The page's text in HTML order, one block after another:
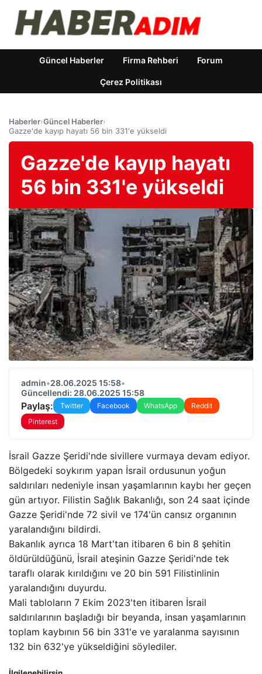
Güncel Haberler Firma Rehberi Forum
Çerez Politikası
Haberler›Güncel Haberler›
Gazze'de kayıp hayatı 56 bin 331'e yükseldi
Gazze'de kayıp hayatı
56 bin 331'e yükseldi
admin•28.06.2025 15:58•
Güncellendi: 28.06.2025 15:58
Paylaş: Twitter Facebook WhatsApp
Reddit
Pinterest
İsrail Gazze Şeridi'nde sivillere vurmaya devam ediyor.
Bölgedeki soykırım yapan İsrail ordusunun yoğun
saldırıları nedeniyle insan yaşamlarının kaybı her geçen
gün artıyor. Filistin Sağlık Bakanlığı, son 24 saat içinde
Gazze Şeridi'nde 72 sivil ve 174'ün cansız organının
yaralandığını bildirdi.
Bakanlık ayrıca 18 Mart'tan itibaren 6 bin 8 şehitin
öldürüldüğünü, İsrail ateşinin Gazze Şeridi'nde tek
taraflı olarak kırıldığını ve 20 bin 591 Filistinlinin
yaralandığını duyurdu.
Mali tabloların 7 Ekim 2023'ten itibaren İsrail
saldırılarının başladığı bir beyanda, insan yaşamlarının
toplam kaybının 56 bin 331'e ve yaralanma sayısının
132 bin 632'ye yükseldiğini söylediler.